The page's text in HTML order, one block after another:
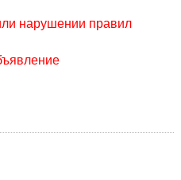
нарушении правил